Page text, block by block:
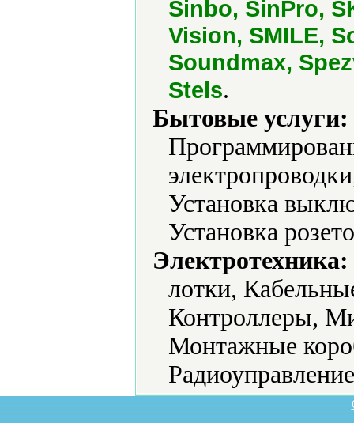
Sinbo, SinPro,
Vision, SMILE,
Soundmax,
Stels.
Бытовые услуги:
Установка
Установка
Электротехника:
лотки,
Контроллеры,
Монтажные